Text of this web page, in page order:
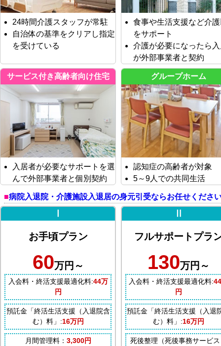
24時間介護スタッフが常駐
自治体の基準をクリアし指定
を受けている
食事や生活支援など介
をサポート
介護が必要になったら
が外部事業者と契約
サービス付き高齢者向け住宅
入居者が必要なサポートを選
んで外部事業者と個別契約
グループホーム
認知症の高齢者が対象
5～9人での共同生活
病院入退院・介護施設入退居の身元引受ならお任せくださ
お手頃プラン
60万円～
入会料・終活支援最適化料:44万
円
預託金「終活生活支援（入退院含
む）料」:16万円
月間管理料： 3,300円
フルサポートプラ
130万円～
入会料・終活支援最適化料:
円
預託金「終活生活支援（入退
む）料」:16万円
死後整理（死後事務サービ